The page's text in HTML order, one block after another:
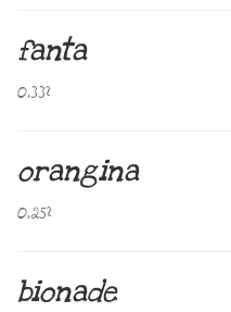
fanta
0,33l
orangina
0,25l
bionade